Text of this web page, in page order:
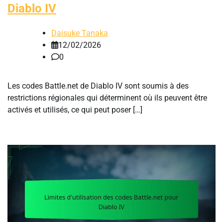
Diablo IV
Daisuke Tanaka
12/02/2026
0
Les codes Battle.net de Diablo IV sont soumis à des
restrictions régionales qui déterminent où ils peuvent être
activés et utilisés, ce qui peut poser […]